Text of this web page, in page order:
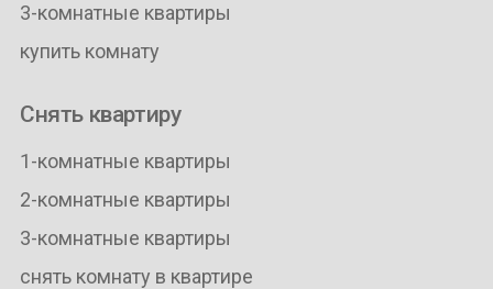
3-комнатные квартиры
купить комнату
Снять квартиру
1-комнатные квартиры
2-комнатные квартиры
3-комнатные квартиры
снять комнату в квартире